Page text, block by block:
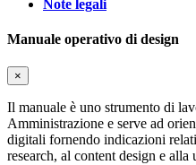
Note legali
Manuale operativo di design
×
Il manuale è uno strumento di
Amministrazione e serve ad
digitali fornendo indicazioni
research, al content design e alla